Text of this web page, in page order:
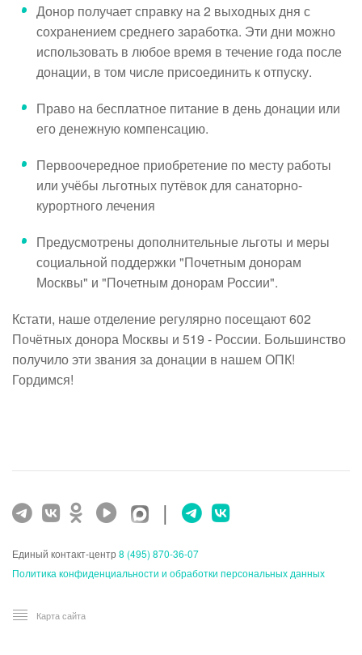
Донор получает справку на 2 выходных дня с
сохранением среднего заработка. Эти дни можно
использовать в любое время в течение года после
донации, в том числе присоединить к отпуску.
Право на бесплатное питание в день донации или
его денежную компенсацию.
Первоочередное приобретение по месту работы
или учёбы льготных путёвок для санаторно-
курортного лечения
Предусмотрены дополнительные льготы и меры
социальной поддержки "Почетным донорам
Москвы" и "Почетным донорам России".
Кстати, наше отделение регулярно посещают 602
Почётных донора Москвы и 519 - России. Большинство
получило эти звания за донации в нашем ОПК!
Гордимся!
|
Единый контакт-центр 8 (495) 870-36-07
Политика конфиденциальности и обработки персональных данных
Карта сайта